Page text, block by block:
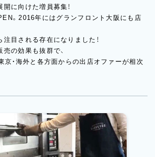
に向けた増員募集！
。2016年にはグランフロント大阪にも店
目される存在になりました！
の効果も抜群で、
京・海外と各方面からの出店オファーが相次